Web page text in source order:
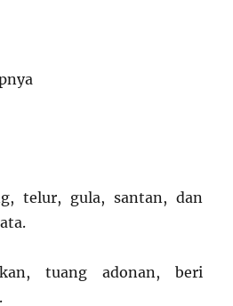
telur, gula, santan, dan
tuang adonan, beri